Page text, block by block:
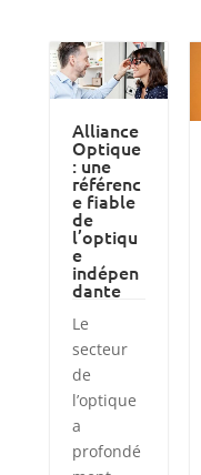
Alliance
Optique
: une
référenc
e fiable
de
l’optiqu
e
indépen
dante
Le
secteur
de
l’optique
a
profondé